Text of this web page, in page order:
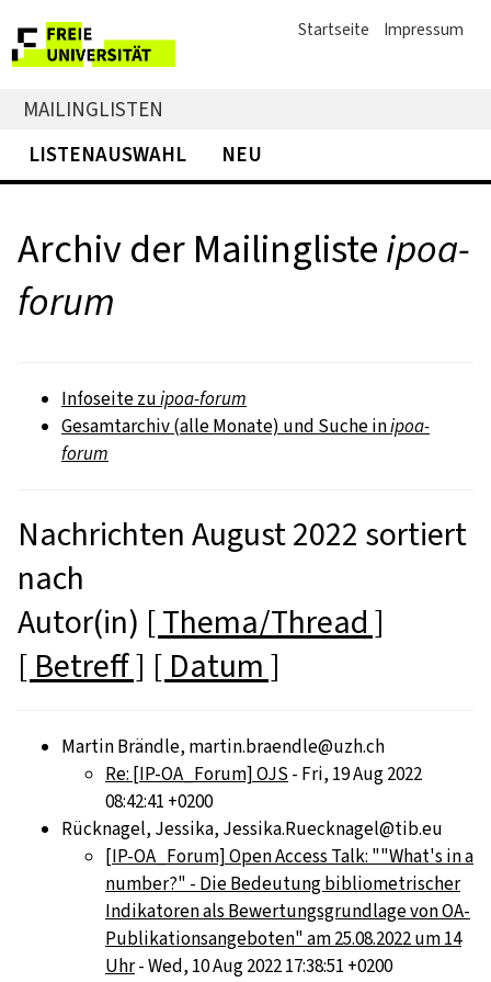
Startseite Impressum
MAILINGLISTEN
LISTENAUSWAHL
NEU
Archiv der Mailinglisteipoa-
forum
Infoseite zuipoa-forum
Gesamtarchiv (alle Monate) und Suche inipoa-
forum
Nachrichten August 2022 sortiert
nach
Autor(in) [ Thema/Thread ]
[ Betreff ] [ Datum ]
Martin Brändle, martin.braendle@uzh.ch
Re: [IP-OA_Forum] OJS - Fri, 19 Aug 2022
08:42:41 +0200
Rücknagel, Jessika, Jessika.Ruecknagel@tib.eu
[IP-OA_Forum] Open Access Talk: ""What's in a
number?" - Die Bedeutung bibliometrischer
Indikatoren als Bewertungsgrundlage von OA-
Publikationsangeboten" am 25.08.2022 um 14
Uhr- Wed, 10 Aug 2022 17:38:51 +0200